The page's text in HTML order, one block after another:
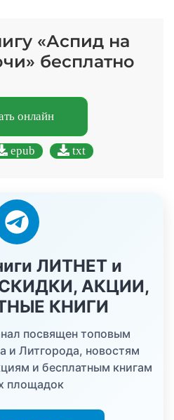
«Аспид на
бесплатно
онлайн
epub txt
ЛИТНЕТ и
АКЦИИ,
КНИГИ
посвящен топовым
и Литгорода, новостям
и бесплатным книгам
площадок